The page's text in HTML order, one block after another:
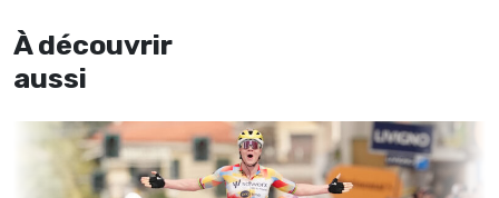
À découvrir
aussi